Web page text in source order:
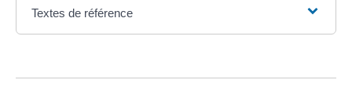
Textes de référence